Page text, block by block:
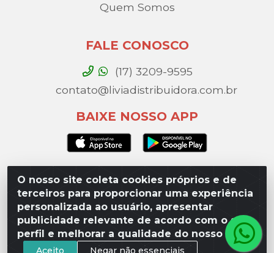
O nosso site coleta cookies próprios e de
terceiros para proporcionar uma experiência
personalizada ao usuário, apresentar
publicidade relevante de acordo com o seu
perfil e melhorar a qualidade do nosso site.
Aceito Negar não essenciais
Quem Somos
FALE CONOSCO
(17) 3209-9595
contato@liviadistribuidora.com.br
BAIXE NOSSO APP
Lívia Distribuidora - Av. Percy Gandini, 329 – Vila
Toninho, São José do Rio Preto / SP - CEP 15077-
000 - CNPJ 49.975.923/0003-10